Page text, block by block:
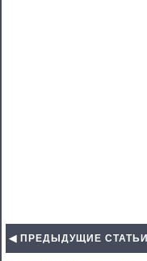
◀ ПРЕДЫДУЩИЕ СТАТЬИ